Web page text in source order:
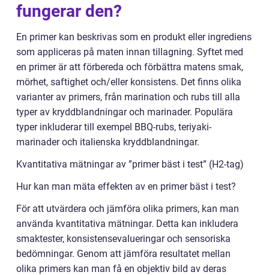
fungerar den?
En primer kan beskrivas som en produkt eller ingrediens
som appliceras på maten innan tillagning. Syftet med
en primer är att förbereda och förbättra matens smak,
mörhet, saftighet och/eller konsistens. Det finns olika
varianter av primers, från marination och rubs till alla
typer av kryddblandningar och marinader. Populära
typer inkluderar till exempel BBQ-rubs, teriyaki-
marinader och italienska kryddblandningar.
Kvantitativa mätningar av ”primer bäst i test” (H2-tag)
Hur kan man mäta effekten av en primer bäst i test?
För att utvärdera och jämföra olika primers, kan man
använda kvantitativa mätningar. Detta kan inkludera
smaktester, konsistensevalueringar och sensoriska
bedömningar. Genom att jämföra resultatet mellan
olika primers kan man få en objektiv bild av deras